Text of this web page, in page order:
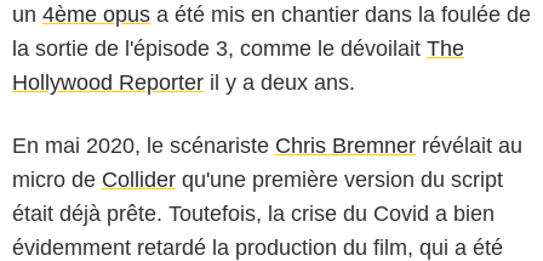
un 4ème opus a été mis en chantier dans la foulée de
la sortie de l'épisode 3, comme le dévoilait The
Hollywood Reporter il y a deux ans.
En mai 2020, le scénariste Chris Bremner révélait au
micro de Collider qu'une première version du script
était déjà prête. Toutefois, la crise du Covid a bien
évidemment retardé la production du film, qui a été